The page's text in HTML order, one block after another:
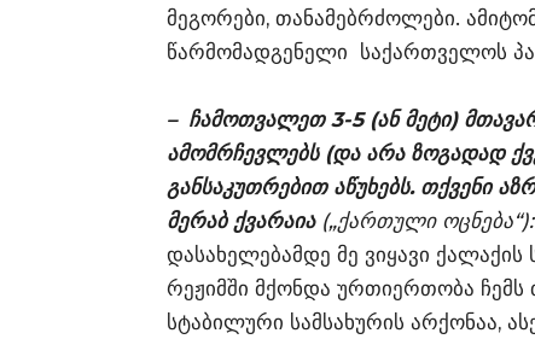
მეგორები, თანამებრძოლები.
წარმომადგენელი საქართველოს
– ჩამოთვალეთ 3-5 (ან მეტი)
ამომრჩევლებს (და არა ზოგადად
განსაკუთრებით აწუხებს. თქვენი
მერაბ ქვარაია („ქართული ოცნება“):
დასახელებამდე მე ვიყავი
რეჟიმში მქონდა ურთიერთობა
სტაბილური სამსახურის არქონაა,